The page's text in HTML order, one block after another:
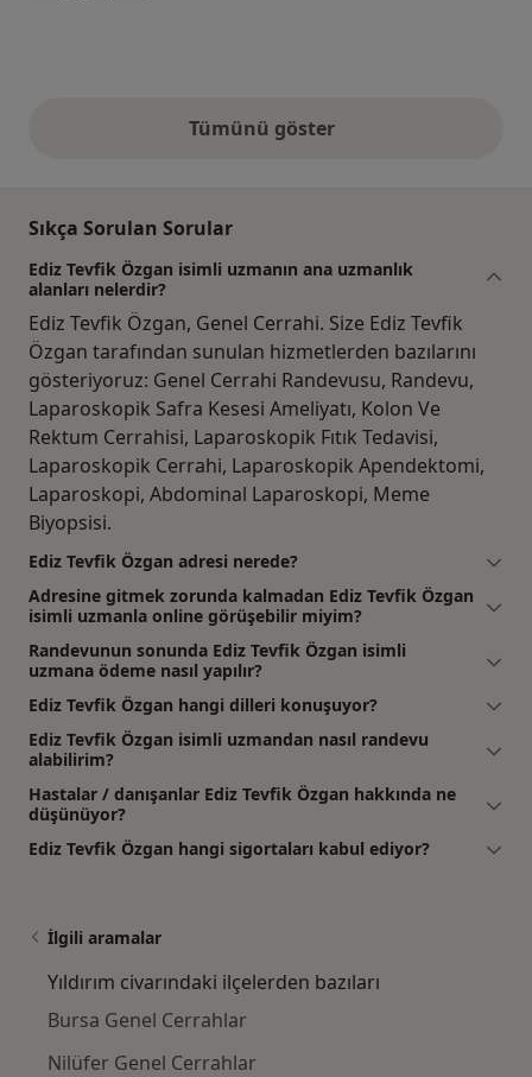
Tümünü gösteryukarıdaki görüşler
Sıkça Sorulan Sorular
Ediz Tevfik Özgan isimli uzmanın ana uzmanlık
alanları nelerdir?
Ediz Tevfik Özgan, Genel Cerrahi. Size Ediz Tevfik
Özgan tarafından sunulan hizmetlerden bazılarını
gösteriyoruz: Genel Cerrahi Randevusu, Randevu,
Laparoskopik Safra Kesesi Ameliyatı, Kolon Ve
Rektum Cerrahisi, Laparoskopik Fıtık Tedavisi,
Laparoskopik Cerrahi, Laparoskopik Apendektomi,
Laparoskopi, Abdominal Laparoskopi, Meme
Biyopsisi.
Ediz Tevfik Özgan adresi nerede?
Adresine gitmek zorunda kalmadan Ediz Tevfik Özgan
isimli uzmanla online görüşebilir miyim?
Randevunun sonunda Ediz Tevfik Özgan isimli
uzmana ödeme nasıl yapılır?
Ediz Tevfik Özgan hangi dilleri konuşuyor?
Ediz Tevfik Özgan isimli uzmandan nasıl randevu
alabilirim?
Hastalar / danışanlar Ediz Tevfik Özgan hakkında ne
düşünüyor?
Ediz Tevfik Özgan hangi sigortaları kabul ediyor?
İlgili aramalar
Yıldırım civarındaki ilçelerden bazıları
Bursa Genel Cerrahlar
Nilüfer Genel Cerrahlar